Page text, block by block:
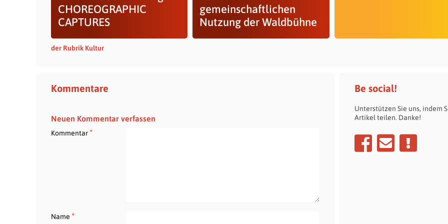
CHOREOGRAPHIC
CAPTURES
gemeinschaftlichen
Nutzung der Waldbühne
der Rubrik Kultur
Kommentare
Neuen Kommentar verfassen
Kommentar*
Name *
Be social!
Unterstützen Sie uns, indem
Artikel teilen. Danke!